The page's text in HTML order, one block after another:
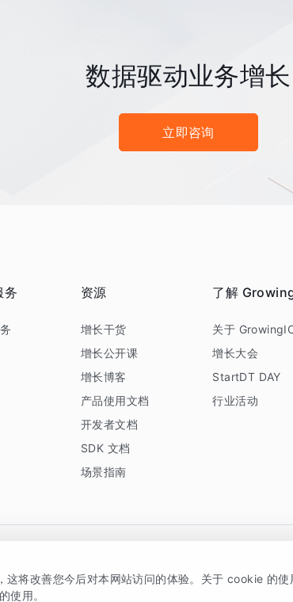
数据驱动业务增长
立即咨询
务 资源
增长干货
增长公开课
增长博客
产品使用文档
开发者文档
SDK 文档
场景指南
了解
关于
增长大会
StartDT DAY
行业活动
号
将改善您今后对本网站访问的体验。关于 cookie 的
使用。